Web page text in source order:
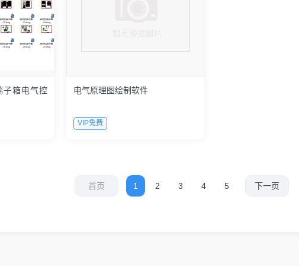
子箱电气控
电气原理图绘制软件
VIP免费
首页 1 2 3 4 5 下一页